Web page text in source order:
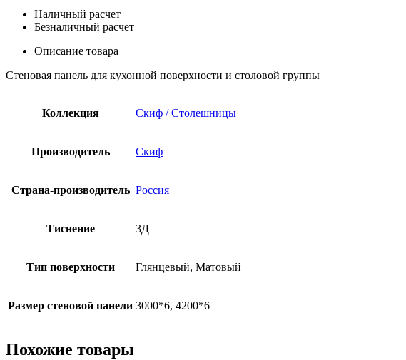
Наличный расчет
Безналичный расчет
Описание товара
Стеновая панель для кухонной поверхности и столовой группы
Коллекция Скиф / Столешницы
Производитель Скиф
Страна-производитель Россия
Тиснение 3Д
Тип поверхности Глянцевый, Матовый
Размер стеновой панели 3000*6, 4200*6
Похожие товары